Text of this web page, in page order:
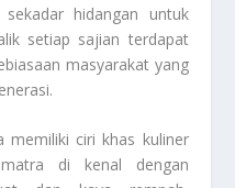
hidangan untuk
setiap sajian terdapat
masyarakat yang
memiliki ciri khas kuliner
di kenal dengan